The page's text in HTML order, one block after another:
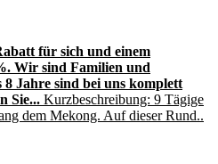
für sich und einem
Wir sind Familien und
Jahre sind bei uns komplett
Sie... Kurzbeschreibung: 9 Tägige
dem Mekong. Auf dieser Rund..